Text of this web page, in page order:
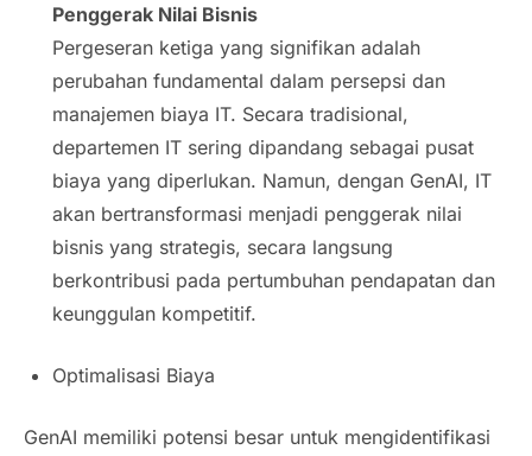
Penggerak Nilai Bisnis
Pergeseran ketiga yang signifikan adalah
perubahan fundamental dalam persepsi dan
manajemen biaya IT. Secara tradisional,
departemen IT sering dipandang sebagai pusat
biaya yang diperlukan. Namun, dengan GenAI, IT
akan bertransformasi menjadi penggerak nilai
bisnis yang strategis, secara langsung
berkontribusi pada pertumbuhan pendapatan dan
keunggulan kompetitif.
Optimalisasi Biaya
GenAI memiliki potensi besar untuk mengidentifikasi